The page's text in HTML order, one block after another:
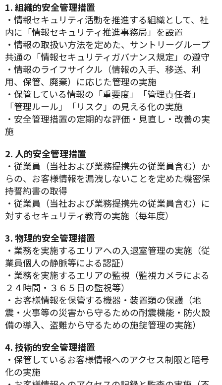
1. 組織的安全管理措置
・情報セキュリティ活動を推進する組織として、社
内に「情報セキュリティ推進事務局」を設置
・情報の取扱い方法を定めた、サントリーグループ
共通の「情報セキュリティガバナンス規定」の遵守
・情報のライフサイクル（情報の入手、移送、利
用、保管、廃棄）に応じた管理の実施
・保管している情報の「重要度」「管理責任者」
「管理ルール」「リスク」の見える化の実施
・安全管理措置の定期的な評価・見直し・改善の実
施
2. 人的安全管理措置
・従業員（当社および業務提携先の従業員含む）か
らの、お客様情報を漏洩しないことを定めた機密保
持誓約書の取得
・従業員（当社および業務提携先の従業員含む）に
対するセキュリティ教育の実施（毎年度）
3. 物理的安全管理措置
・業務を実施するエリアへの入退室管理の実施（従
業員個人の静脈等による認証）
・業務を実施するエリアの監視（監視カメラによる
２４時間・３６５日の監視等）
・お客様情報を保管する機器・装置類の保護（地
震・火事等の災害から守るための耐震機能・防火設
備の導入、盗難から守るための施錠管理の実施）
4. 技術的安全管理措置
・保管しているお客様情報へのアクセス制限と暗号
化の実施